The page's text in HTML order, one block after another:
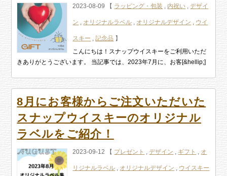
2023-08-09 【 ラッピング・包装 , 内祝い ,デザイ
ン , オリジナルラベル , オリジナルデザイン , ウイ
スキー ,記念品 】
こんにちは！スナップウイスキーをご利用いただ
きありがとうございます。 当記事では、2023年7月に、お客[&hellip;]
8月にお客様からご注文いただいた
スナップウイスキーのオリジナル
ラベルをご紹介！
2023-09-12 【 プレゼント ,デザイン , ギフト , オ
リジナルラベル , オリジナルデザイン , ウイスキー